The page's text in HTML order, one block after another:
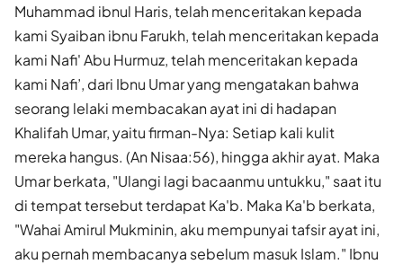
Muhammad ibnul Haris, telah menceritakan kepada
kami Syaiban ibnu Farukh, telah menceritakan kepada
kami Nafi' Abu Hurmuz, telah menceritakan kepada
kami Nafi’, dari Ibnu Umar yang mengatakan bahwa
seorang lelaki membacakan ayat ini di hadapan
Khalifah Umar, yaitu firman-Nya: Setiap kali kulit
mereka hangus. (An Nisaa:56), hingga akhir ayat. Maka
Umar berkata, "Ulangi lagi bacaanmu untukku," saat itu
di tempat tersebut terdapat Ka'b. Maka Ka'b berkata,
"Wahai Amirul Mukminin, aku mempunyai tafsir ayat ini,
aku pernah membacanya sebelum masuk Islam." Ibnu